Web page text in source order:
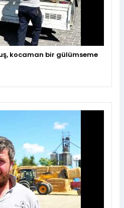
kocaman bir gülümseme